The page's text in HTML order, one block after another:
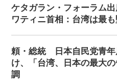
ケタガラン・フォーラム
ワティニ首相：台湾は最
頼・総統 日本自民党青年
け、「台湾、日本の最大
調